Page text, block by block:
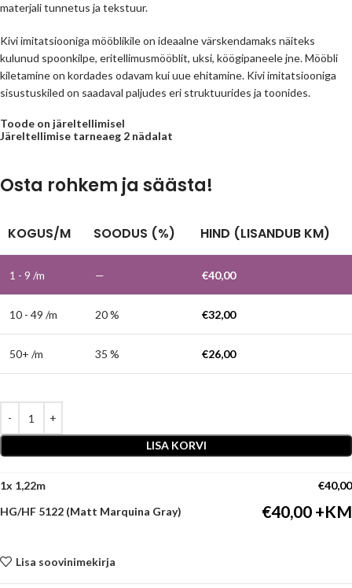
materjali tunnetus ja tekstuur.
Kivi imitatsiooniga mööblikile on ideaalne värskendamaks näiteks
kulunud spoonkilpe, eritellimusmööblit, uksi, köögipaneele jne. Mööbli
kiletamine on kordades odavam kui uue ehitamine. Kivi imitatsiooniga
sisustuskiled on saadaval paljudes eri struktuurides ja toonides.
Toode on järeltellimisel
Järeltellimise tarneaeg 2 nädalat
Osta rohkem ja säästa!
KOGUS/M SOODUS (%) HIND (LISANDUB KM)
1 - 9 /m — €40,00
10 - 49 /m 20 % €32,00
50+ /m 35 % €26,00
LISA KORVI
1x €40,00
HG/HF 5122 (Matt Marquina Gray)
€40,00
Lisa soovinimekirja